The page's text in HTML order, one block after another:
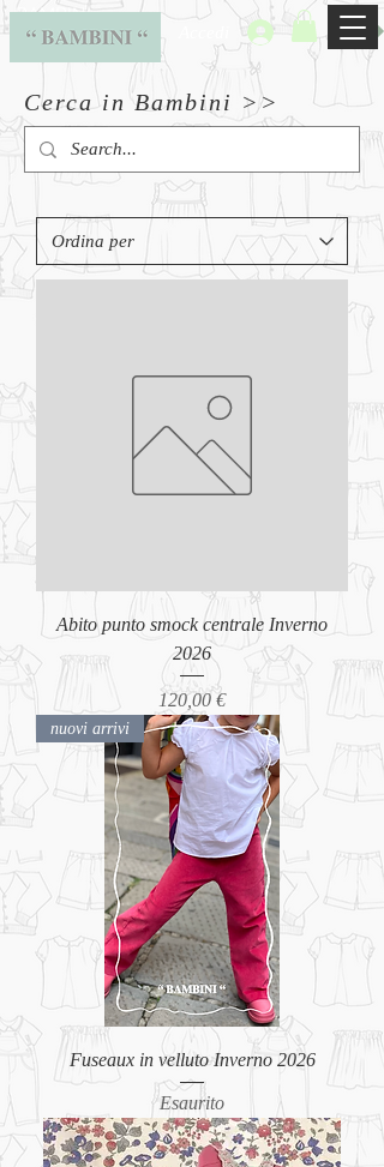
BAMBINI
Cerca in Bambini >>
Abito punto smock centrale Inverno
2026
Prezzo
120,00 €
nuovi arrivi
Fuseaux in velluto Inverno 2026
Esaurito